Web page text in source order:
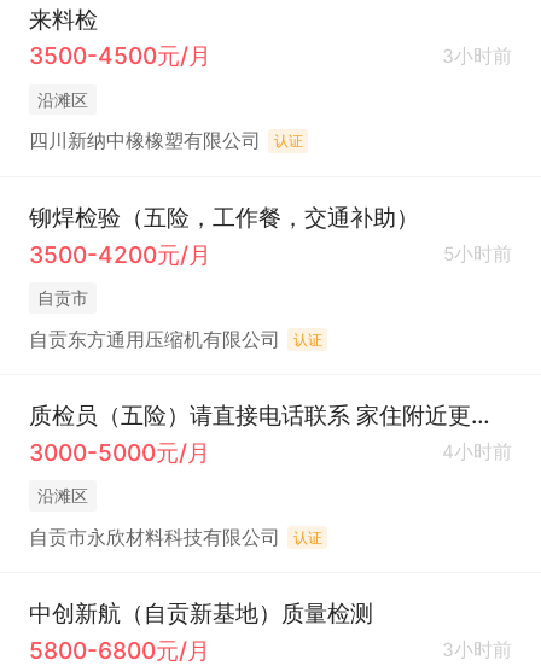
来料检
3500-4500元/月
3小时前
沿滩区
四川新纳中橡橡塑有限公司 认证
铆焊检验（五险，工作餐，交通补助）
3500-4200元/月
5小时前
自贡市
自贡东方通用压缩机有限公司 认证
质检员（五险）请直接电话联系 家住附近更合适
3000-5000元/月
4小时前
沿滩区
自贡市永欣材料科技有限公司 认证
中创新航（自贡新基地）质量检测
5800-6800元/月
3小时前